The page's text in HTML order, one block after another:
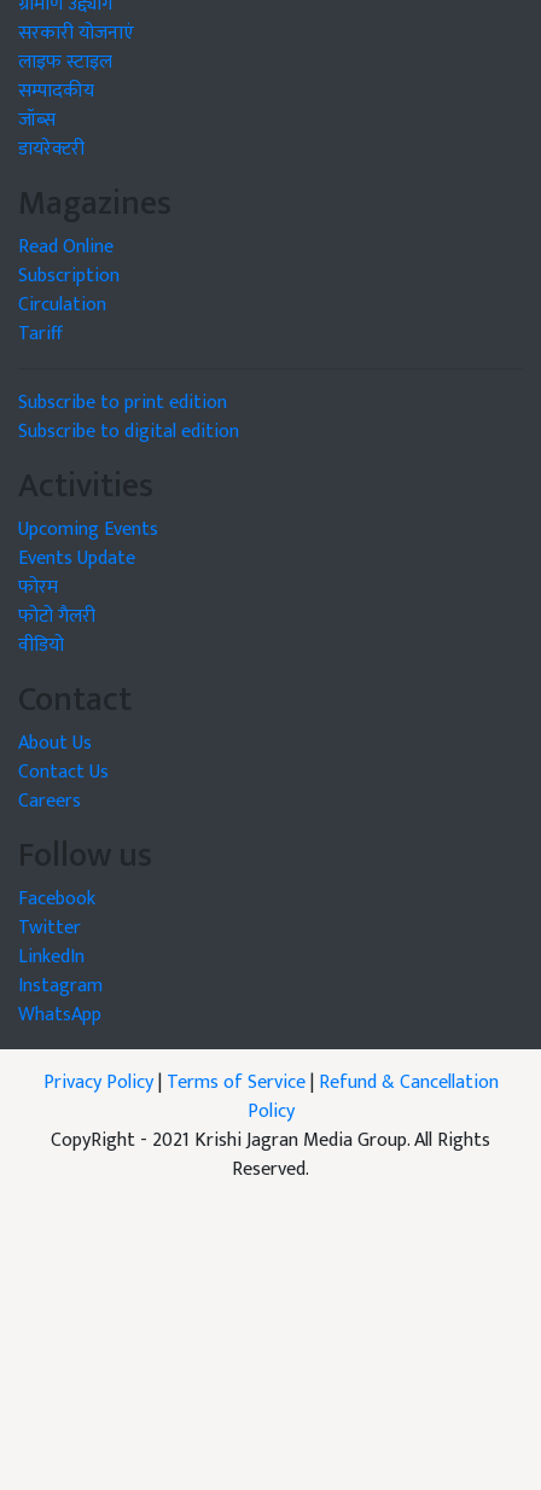
सरकारी योजनाएं
लाइफ स्टाइल
सम्पादकीय
जॉब्स
डायरेक्टरी
Magazines
Read Online
Subscription
Circulation
Tariff
Subscribe to print edition
Subscribe to digital edition
Activities
Upcoming Events
Events Update
फोरम
फोटो गैलरी
वीडियो
Contact
About Us
Contact Us
Careers
Follow us
Facebook
Twitter
LinkedIn
Instagram
WhatsApp
Privacy Policy|Terms of Service|Refund & Cancellation
Policy
CopyRight - 2021 Krishi Jagran Media Group. All Rights
Reserved.